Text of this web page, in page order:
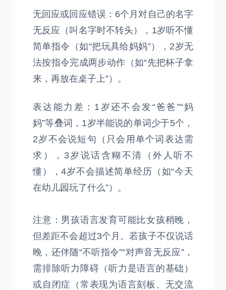
无回应或回应错误：6个月对自己的名字
无反应（叫名字时不转头），1岁听不懂
简单指令（如“把玩具给妈妈”），2岁无
法按指令完成两步动作（如“先把杯子拿
来，再放在桌子上”）。
表达能力差：1岁还不会发“爸爸”“妈
妈”等叠词，1岁半能说的单词少于5个，
2岁不会说短句（只会用单个词表达需
求），3岁说话含糊不清（外人听不
懂），4岁不会描述简单经历（如“今天
在幼儿园玩了什么”）。
注意：男孩语言发育可能比女孩稍晚，
但差距不会超过3个月。若孩子不仅说话
晚，还伴随“不听指令”“对声音无反应”，
需排除听力障碍（听力是语言的基础）
或自闭症（常表现为语言刻板、无交流